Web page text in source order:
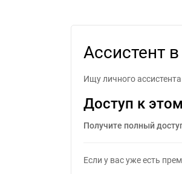
Ассистент
Ищу личного
Доступ к
Получите полный
Если у вас уже есть